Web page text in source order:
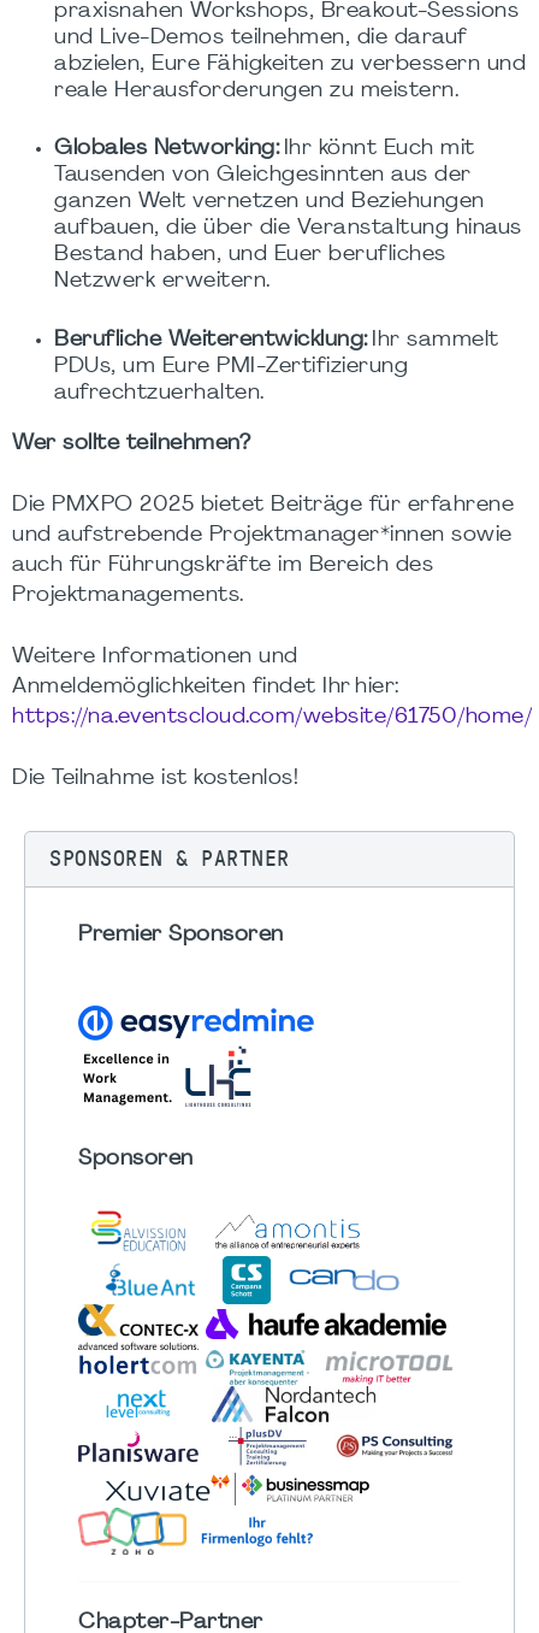
praxisnahen Workshops, Breakout-Sessions
und Live-Demos teilnehmen, die darauf
abzielen, Eure Fähigkeiten zu verbessern und
reale Herausforderungen zu meistern.
Globales Networking:Ihr könnt Euch mit
Tausenden von Gleichgesinnten aus der
ganzen Welt vernetzen und Beziehungen
aufbauen, die über die Veranstaltung hinaus
Bestand haben, und Euer berufliches
Netzwerk erweitern.
Berufliche Weiterentwicklung:Ihr sammelt
PDUs, um Eure PMI-Zertifizierung
aufrechtzuerhalten.
Wer sollte teilnehmen?
Die PMXPO 2025 bietet Beiträge für erfahrene
und aufstrebende Projektmanager*innen sowie
auch für Führungskräfte im Bereich des
Projektmanagements.
Weitere Informationen und
Anmeldemöglichkeiten findet Ihr hier:
https://na.eventscloud.com/website/61750/home/
Die Teilnahme ist kostenlos!
SPONSOREN & PARTNER
Premier Sponsoren
Sponsoren
Chapter-Partner